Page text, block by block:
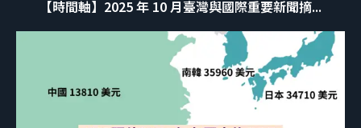
【時間軸】2025 年 10 月臺灣與國際重要新聞摘...